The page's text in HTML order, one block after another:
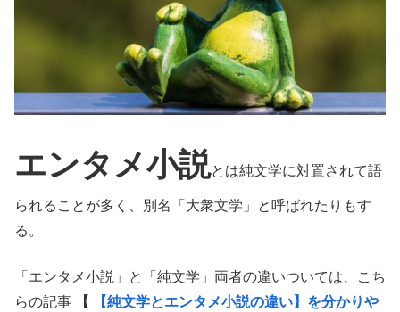
エンタメ小説とは純文学に対置されて語
られることが多く、別名「大衆文学」と呼ばれたりもす
る。
「エンタメ小説」と「純文学」両者の違いついては、こち
らの記事 【
【純文学とエンタメ小説の違い】を分かりや